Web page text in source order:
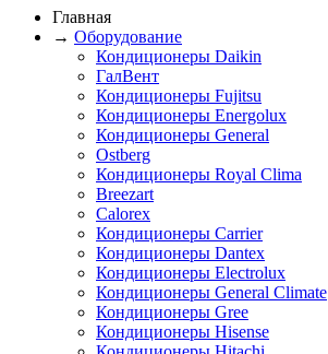
Главная
→ Оборудование
Кондиционеры Daikin
ГалВент
Кондиционеры Fujitsu
Кондиционеры Energolux
Кондиционеры General
Ostberg
Кондиционеры Royal Clima
Breezart
Calorex
Кондиционеры Carrier
Кондиционеры Dantex
Кондиционеры Electrolux
Кондиционеры General Climate
Кондиционеры Gree
Кондиционеры Hisense